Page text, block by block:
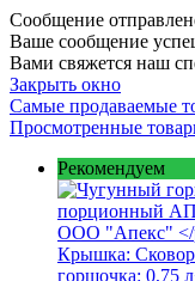
Сообщение
Ваше сообщение
Вами свяжется наш
Закрыть окно
Самые продаваемые
Просмотренные
Рекомендуем